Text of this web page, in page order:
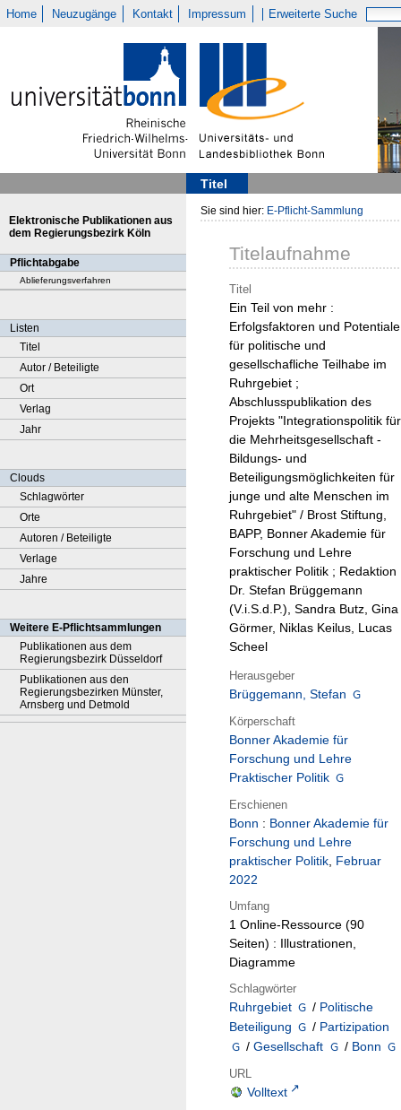
Home Neuzugänge Kontakt Impressum Erweiterte Suche
Titel
Elektronische Publikationen aus
dem Regierungsbezirk Köln
Pflichtabgabe
Ablieferungsverfahren
Listen
Titel
Autor / Beteiligte
Ort
Verlag
Jahr
Clouds
Schlagwörter
Orte
Autoren / Beteiligte
Verlage
Jahre
Weitere E-Pflichtsammlungen
Publikationen aus dem
Regierungsbezirk Düsseldorf
Publikationen aus den
Regierungsbezirken Münster,
Arnsberg und Detmold
Sie sind hier: E-Pflicht-Sammlung
Titelaufnahme
Titel
Ein Teil von mehr :
Erfolgsfaktoren und Potentiale
für politische und
gesellschafliche Teilhabe im
Ruhrgebiet ;
Abschlusspublikation des
Projekts "Integrationspolitik für
die Mehrheitsgesellschaft -
Bildungs- und
Beteiligungsmöglichkeiten für
junge und alte Menschen im
Ruhrgebiet" / Brost Stiftung,
BAPP, Bonner Akademie für
Forschung und Lehre
praktischer Politik ; Redaktion
Dr. Stefan Brüggemann
(V.i.S.d.P.), Sandra Butz, Gina
Görmer, Niklas Keilus, Lucas
Scheel
Herausgeber
Brüggemann, Stefan
Körperschaft
Bonner Akademie für
Forschung und Lehre
Praktischer Politik
Erschienen
Bonn : Bonner Akademie für
Forschung und Lehre
praktischer Politik, Februar
2022
Umfang
1 Online-Ressource (90
Seiten) : Illustrationen,
Diagramme
Schlagwörter
Ruhrgebiet / Politische
Beteiligung
/ Partizipation
/ Gesellschaft / Bonn
URL
Volltext